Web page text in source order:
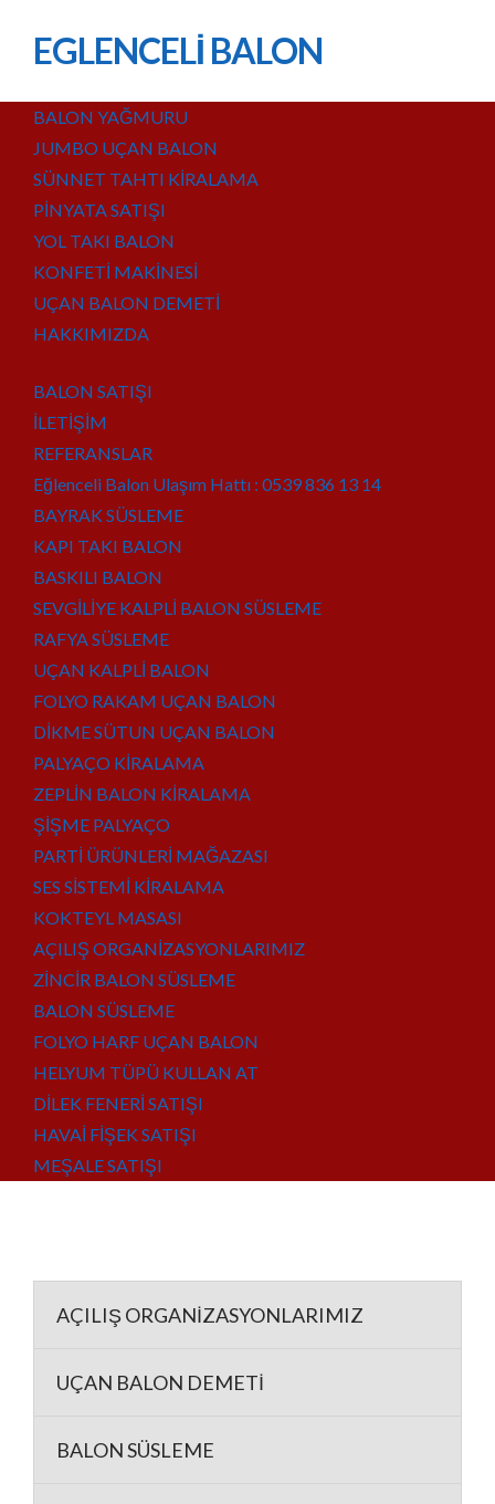
EGLENCELİ BALON
BALON YAĞMURU
JUMBO UÇAN BALON
SÜNNET TAHTI KİRALAMA
PİNYATA SATIŞI
YOL TAKI BALON
KONFETİ MAKİNESİ
UÇAN BALON DEMETİ
HAKKIMIZDA
BALON SATIŞI
İLETİŞİM
REFERANSLAR
Eğlenceli Balon Ulaşım Hattı : 0539 836 13 14
BAYRAK SÜSLEME
KAPI TAKI BALON
BASKILI BALON
SEVGİLİYE KALPLİ BALON SÜSLEME
RAFYA SÜSLEME
UÇAN KALPLİ BALON
FOLYO RAKAM UÇAN BALON
DİKME SÜTUN UÇAN BALON
PALYAÇO KİRALAMA
ZEPLİN BALON KİRALAMA
ŞİŞME PALYAÇO
PARTİ ÜRÜNLERİ MAĞAZASI
SES SİSTEMİ KİRALAMA
KOKTEYL MASASI
AÇILIŞ ORGANİZASYONLARIMIZ
ZİNCİR BALON SÜSLEME
BALON SÜSLEME
FOLYO HARF UÇAN BALON
HELYUM TÜPÜ KULLAN AT
DİLEK FENERİ SATIŞI
HAVAİ FİŞEK SATIŞI
MEŞALE SATIŞI
AÇILIŞ ORGANİZASYONLARIMIZ
UÇAN BALON DEMETİ
BALON SÜSLEME